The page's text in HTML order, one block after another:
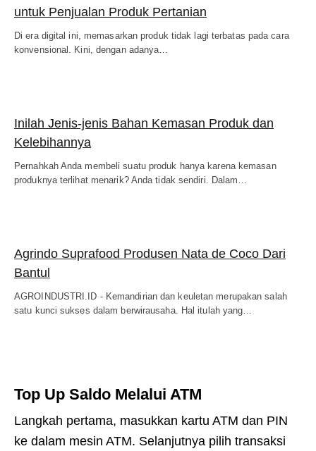
untuk Penjualan Produk Pertanian
Di era digital ini, memasarkan produk tidak lagi terbatas pada cara
konvensional. Kini, dengan adanya…
Inilah Jenis-jenis Bahan Kemasan Produk dan
Kelebihannya
Pernahkah Anda membeli suatu produk hanya karena kemasan
produknya terlihat menarik? Anda tidak sendiri. Dalam…
Agrindo Suprafood Produsen Nata de Coco Dari
Bantul
AGROINDUSTRI.ID - Kemandirian dan keuletan merupakan salah
satu kunci sukses dalam berwirausaha. Hal itulah yang…
Top Up Saldo Melalui ATM
Langkah pertama, masukkan kartu ATM dan PIN
ke dalam mesin ATM. Selanjutnya pilih transaksi